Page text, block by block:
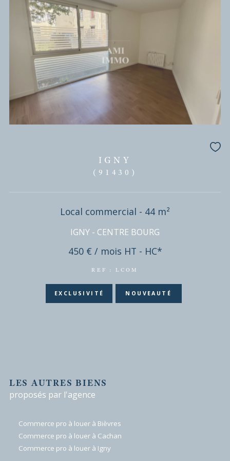
1 670 € / mois
REF : LCO390002066
IGNY
450 € / mois